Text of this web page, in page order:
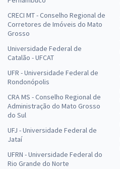
CRECI MT - Conselho Regional de
Corretores de Imóveis do Mato
Grosso
Universidade Federal de
Catalão - UFCAT
UFR - Universidade Federal de
Rondonópolis
CRA MS - Conselho Regional de
Administração do Mato Grosso
do Sul
UFJ - Universidade Federal de
Jataí
UFRN - Universidade Federal do
Rio Grande do Norte